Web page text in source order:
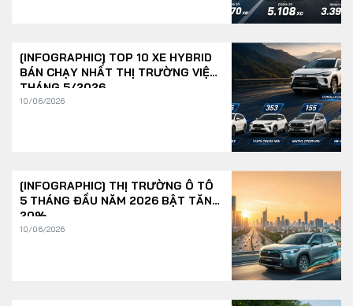
[INFOGRAPHIC] TOP 10 XE HYBRID
BÁN CHẠY NHẤT THỊ TRƯỜNG VIỆT
THÁNG 5/2026
10/06/2026
[INFOGRAPHIC] THỊ TRƯỜNG Ô TÔ
5 THÁNG ĐẦU NĂM 2026 BẬT TĂNG
20%
10/06/2026